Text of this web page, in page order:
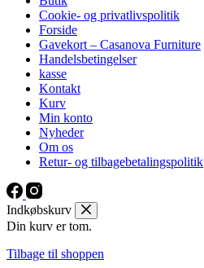
Cookie- og privatlivspolitik
Forside
Gavekort – Casanova Furniture
Handelsbetingelser
kasse
Kontakt
Kurv
Min konto
Nyheder
Om os
Retur- og tilbagebetalingspolitik
Indkøbskurv
Din kurv er tom.
Tilbage til shoppen